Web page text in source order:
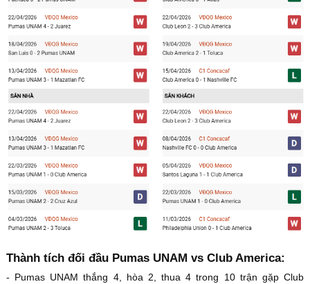
Thành tích đối đầu Pumas UNAM vs Club America:
- Pumas UNAM thắng 4, hòa 2, thua 4 trong 10 trận gặp Club